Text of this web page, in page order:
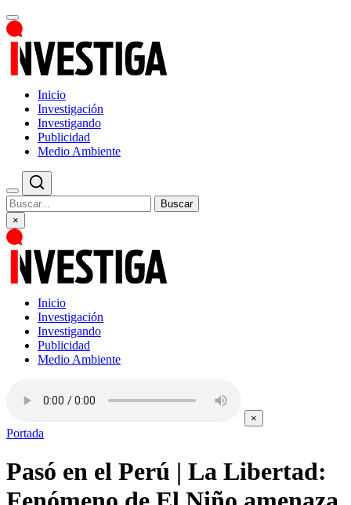
Inicio
Investigación
Investigando
Publicidad
Medio Ambiente
Buscar
×
Inicio
Investigación
Investigando
Publicidad
Medio Ambiente
×
Portada
Pasó en el Perú | La Libertad: